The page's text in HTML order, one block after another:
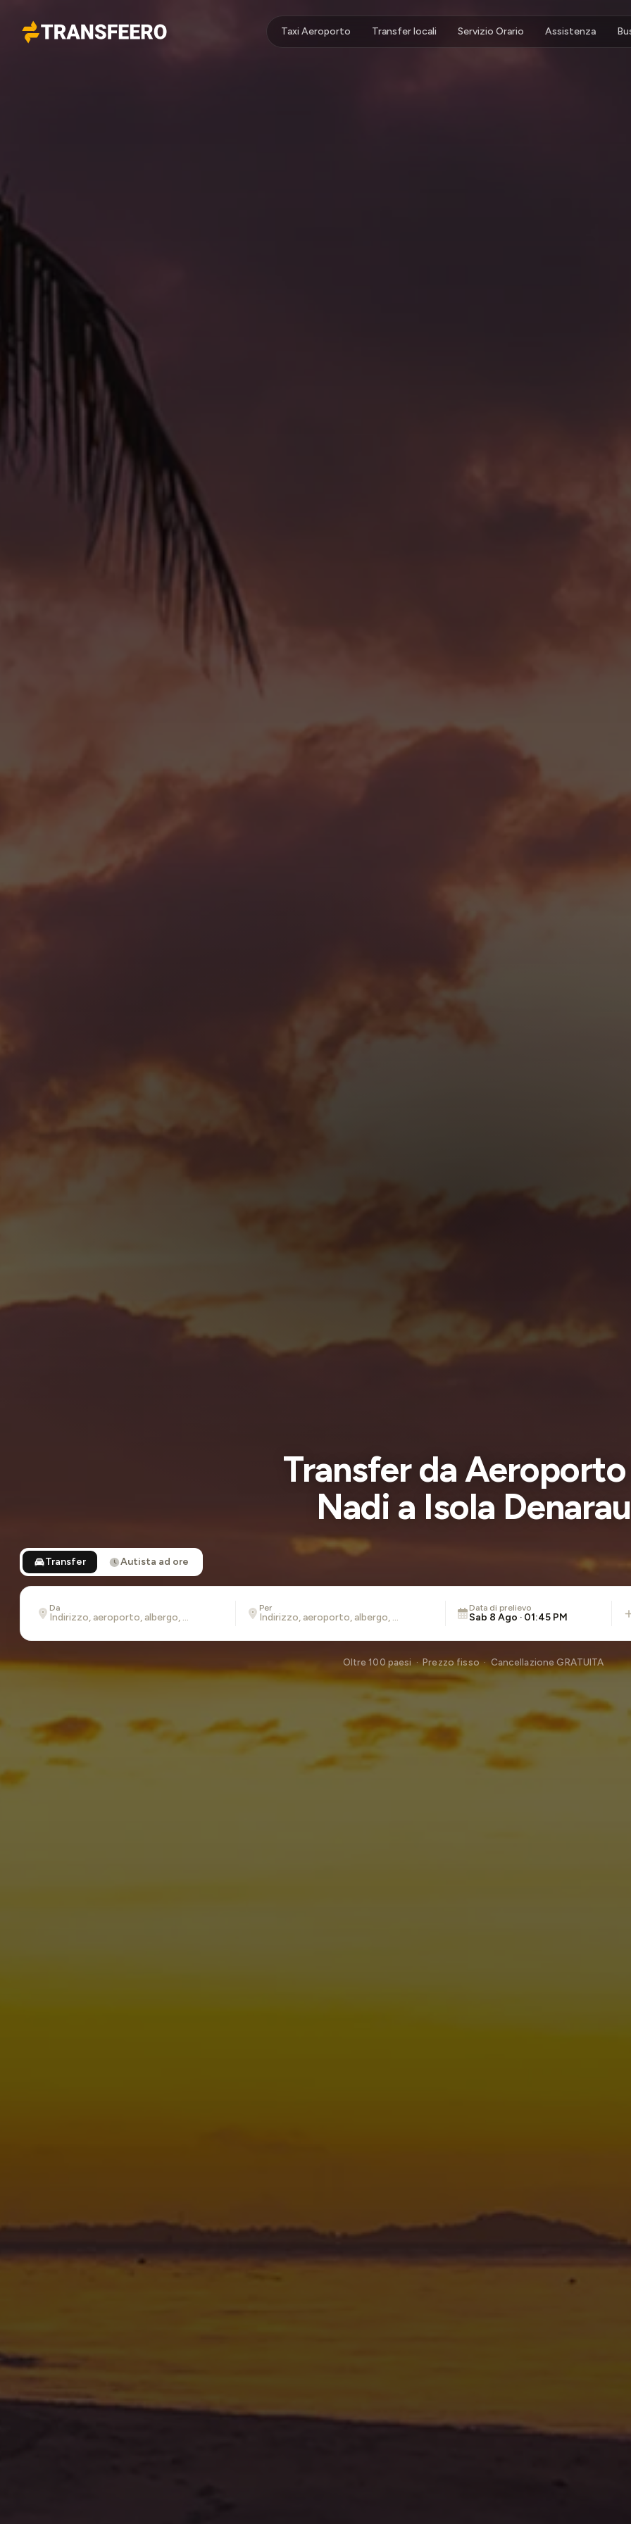
Transfeero
Taxi Aeroporto Transfer locali Servizio Orario Assistenza
Transfer da
Nadi a Isola Denarau
Transfer Autista ad ore
Da Per Data di prelievo
Sab 8 Ago · 01:45 PM
Oltre 100 paesi · Prezzo fisso · Cancellazione GRATUITA